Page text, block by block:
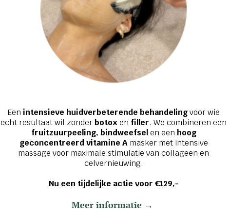
Een intensieve huidverbeterende behandelingvoor wie
echt resultaat wil zonderbotox en filler. We combineren een
fruitzuurpeeling, bindweefsel en een hoog
geconcentreerd vitamine Amasker met intensive
massage voor maximale stimulatie van collageen en
celvernieuwing.
Nu een tijdelijke actie voor €129,-
Meer informatie →